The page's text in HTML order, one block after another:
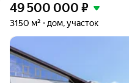
49 500 000 ₽
3150 м² дом, участок